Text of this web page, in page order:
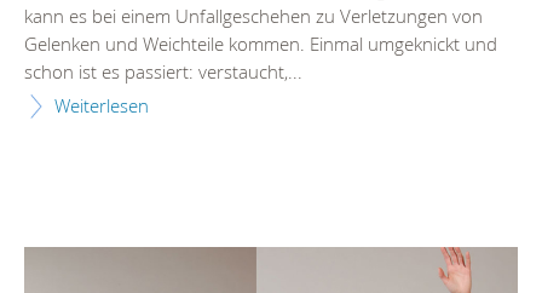
kann es bei einem Unfallgeschehen zu Verletzungen von
Gelenken und Weichteile kommen. Einmal umgeknickt und
schon ist es passiert: verstaucht,...
Weiterlesen